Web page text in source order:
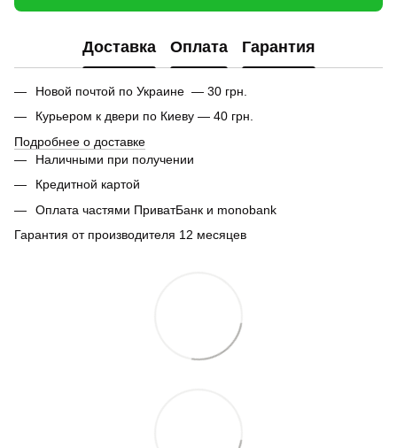
Доставка Оплата Гарантия
Новой почтой по Украине — 30 грн.
Курьером к двери по Киеву — 40 грн.
Подробнее о доставке
Наличными при получении
Кредитной картой
Оплата частями ПриватБанк и monobank
Гарантия от производителя 12 месяцев